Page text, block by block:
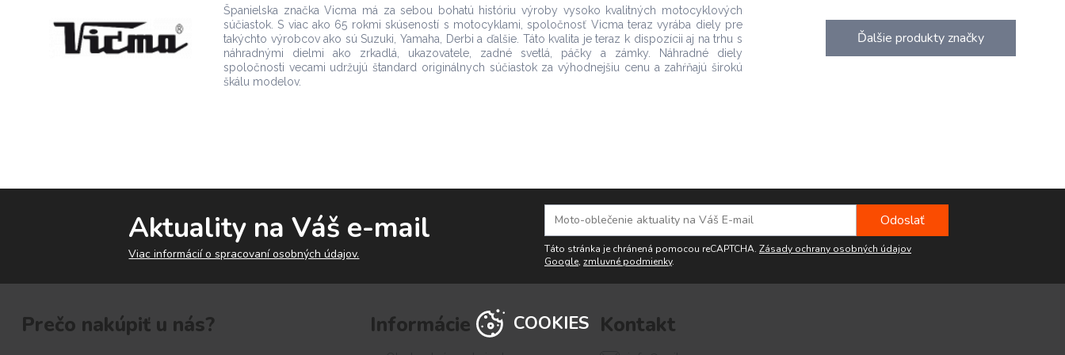
Španielska značka Vicma má za sebou bohatú históriu výroby vysoko kvalitných motocyklových
súčiastok. S viac ako 65 rokmi skúseností s motocyklami, spoločnosť Vicma teraz vyrába diely pre
takýchto výrobcov ako sú Suzuki, Yamaha, Derbi a ďalšie. Táto kvalita je teraz k dispozícii aj na trhu s
náhradnými dielmi ako zrkadlá, ukazovatele, zadné svetlá, páčky a zámky. Náhradné diely
spoločnosti vecami udržujú štandard originálnych súčiastok za výhodnejšiu cenu a zahŕňajú širokú
škálu modelov.
Ďalšie produkty značky
Aktuality na Váš e-mail
Viac informácií o spracovaní osobných údajov. Táto stránka je chránená pomocou reCAPTCHA. Zásady ochrany osobných údajov
Google, zmluvné podmienky.
Prečo nakúpiť u nás? Informácie Kontakt
COOKIES